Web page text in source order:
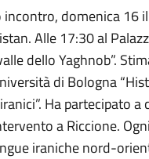
domenica 16
Alle 17:30 al
dello Yaghnob”.
di Bologna
Ha partecipato
a Riccione.
iraniche nord-